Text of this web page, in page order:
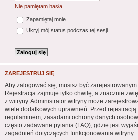
Nie pamiętam hasła
Zapamiętaj mnie
Ukryj mój status podczas tej sesji
ZAREJESTRUJ SIĘ
Aby zalogować się, musisz być zarejestrowanym
Rejestracja zajmuje tylko chwilę, a znacznie
z witryny. Administrator witryny może
wiele dodatkowych uprawnień. Przed
regulaminem, zasadami ochrony danych
często zadawane pytania (FAQ), gdzie jest
zagadnień dotyczących funkcjonowania witryny.